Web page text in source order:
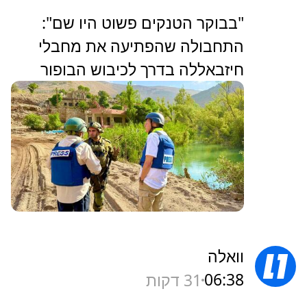
"בבוקר הטנקים פשוט היו שם":
התחבולה שהפתיעה את מחבלי
חיזבאללה בדרך לכיבוש הבופור
וואלה
06:38 31 דקות